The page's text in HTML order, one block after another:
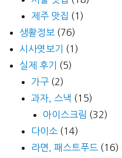
제주 맛집 (1)
생활정보 (76)
시사엿보기
(1)
실제 후기
(5)
가구 (2)
과자, 스낵 (15)
아이스크림 (32)
다이소 (14)
라면, 패스트푸드 (16)